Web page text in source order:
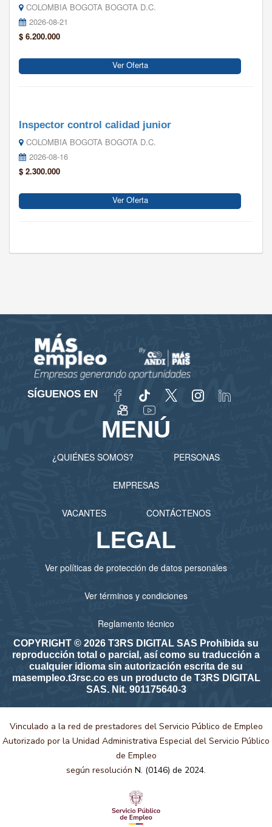
COLOMBIA BOGOTA BOGOTA D.C.
2026-08-21
$ 6.200.000
Ver Oferta
Inspector control calidad junior
COLOMBIA BOGOTA BOGOTA D.C.
2026-08-16
$ 2.300.000
Ver Oferta
SÍGUENOS EN
MENÚ
¿QUIÉNES SOMOS? PERSONAS
EMPRESAS
VACANTES CONTÁCTENOS
LEGAL
Ver políticas de protección de datos personales
Ver términos y condiciones
Reglamento técnico
COPYRIGHT © 2026 T3RS DIGITAL SAS Prohibida su
reproducción total o parcial, así como su traducción a
cualquier idioma sin autorización escrita de su
masempleo.t3rsc.co es un producto de T3RS DIGITAL
SAS. Nit. 901175640-3
Vinculado a la red de prestadores del Servicio Público de Empleo
Autorizado por la Unidad Administrativa Especial del Servicio Público
de Empleo
según resolución N. (0146) de 2024.